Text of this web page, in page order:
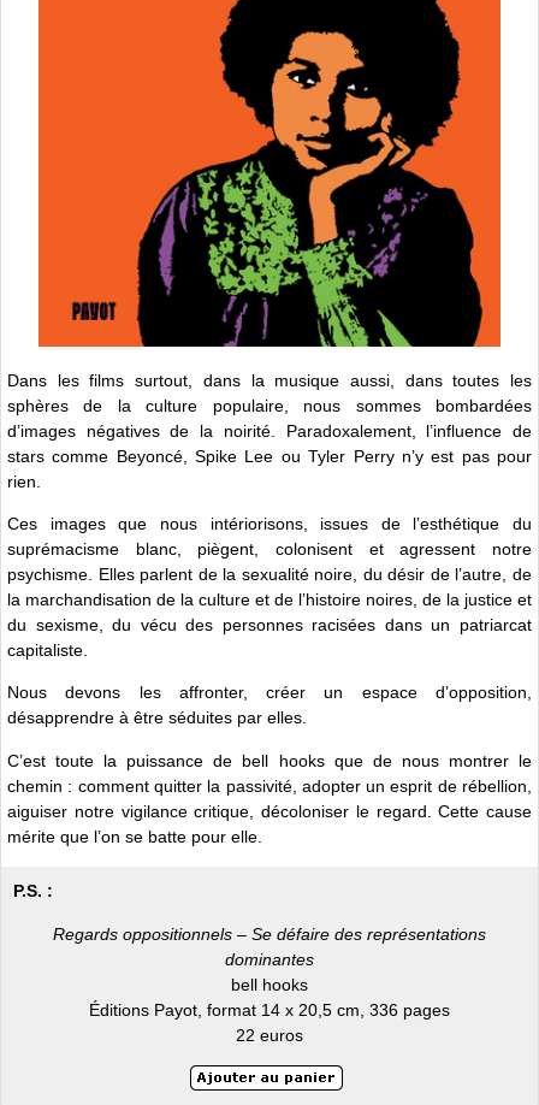
Dans les films surtout, dans la musique aussi, dans toutes les
sphères de la culture populaire, nous sommes bombardées
d’images négatives de la noirité. Paradoxalement, l’influence de
stars comme Beyoncé, Spike Lee ou Tyler Perry n’y est pas pour
rien.
Ces images que nous intériorisons, issues de l’esthétique du
suprémacisme blanc, piègent, colonisent et agressent notre
psychisme. Elles parlent de la sexualité noire, du désir de l’autre, de
la marchandisation de la culture et de l’histoire noires, de la justice et
du sexisme, du vécu des personnes racisées dans un patriarcat
capitaliste.
Nous devons les affronter, créer un espace d’opposition,
désapprendre à être séduites par elles.
C’est toute la puissance de bell hooks que de nous montrer le
chemin : comment quitter la passivité, adopter un esprit de rébellion,
aiguiser notre vigilance critique, décoloniser le regard. Cette cause
mérite que l’on se batte pour elle.
P.S. :
Regards oppositionnels – Se défaire des représentations
dominantes
bell hooks
Éditions Payot, format 14 x 20,5 cm, 336 pages
22 euros